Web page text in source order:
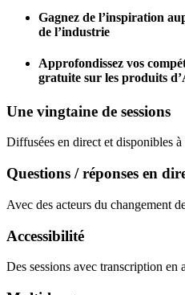
Gagnez de l’inspiration
de l’industrie
Approfondissez vos
gratuite sur les produits
Une vingtaine de sessions
Diffusées en direct et disponibles à
Questions / réponses en
Avec des acteurs du changement
Accessibilité
Des sessions avec transcription en